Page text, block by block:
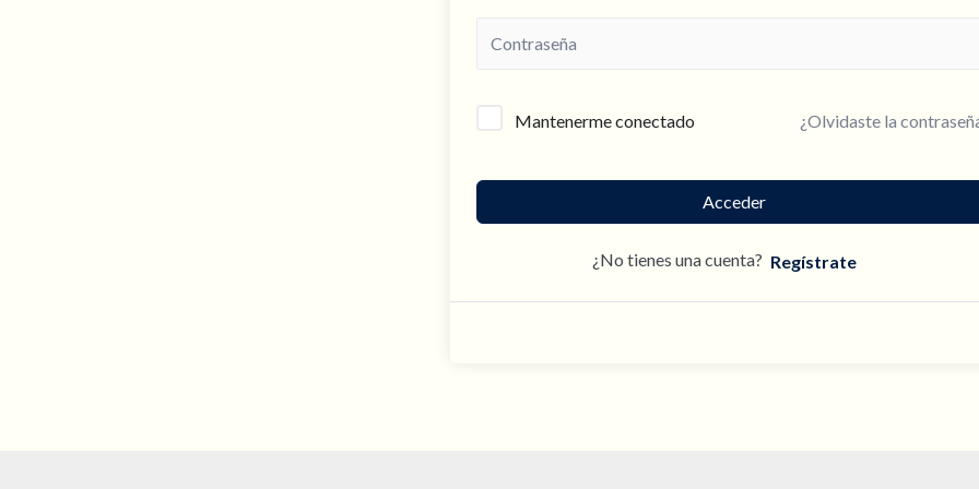
Mantenerme conectado ¿Olvidaste la
Acceder
¿No tienes una cuenta?